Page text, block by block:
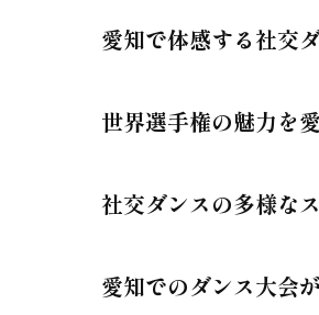
愛知で体感する社交
世界選手権の魅力を
社交ダンスの多様な
愛知でのダンス大会